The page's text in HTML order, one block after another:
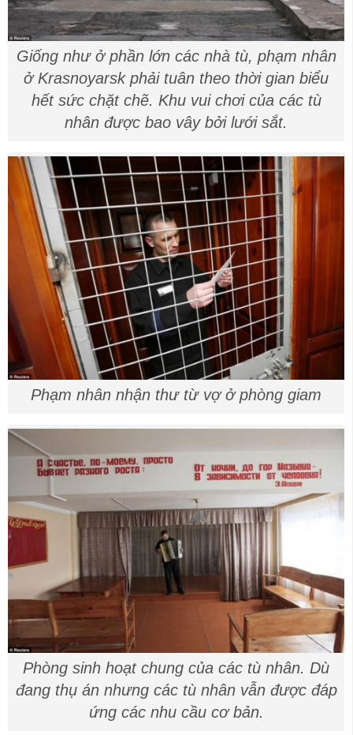
Giống như ở phần lớn các nhà tù, phạm nhân
ở Krasnoyarsk phải tuân theo thời gian biểu
hết sức chặt chẽ. Khu vui chơi của các tù
nhân được bao vây bởi lưới sắt.
Phạm nhân nhận thư từ vợ ở phòng giam
Phòng sinh hoạt chung của các tù nhân. Dù
đang thụ án nhưng các tù nhân vẫn được đáp
ứng các nhu cầu cơ bản.